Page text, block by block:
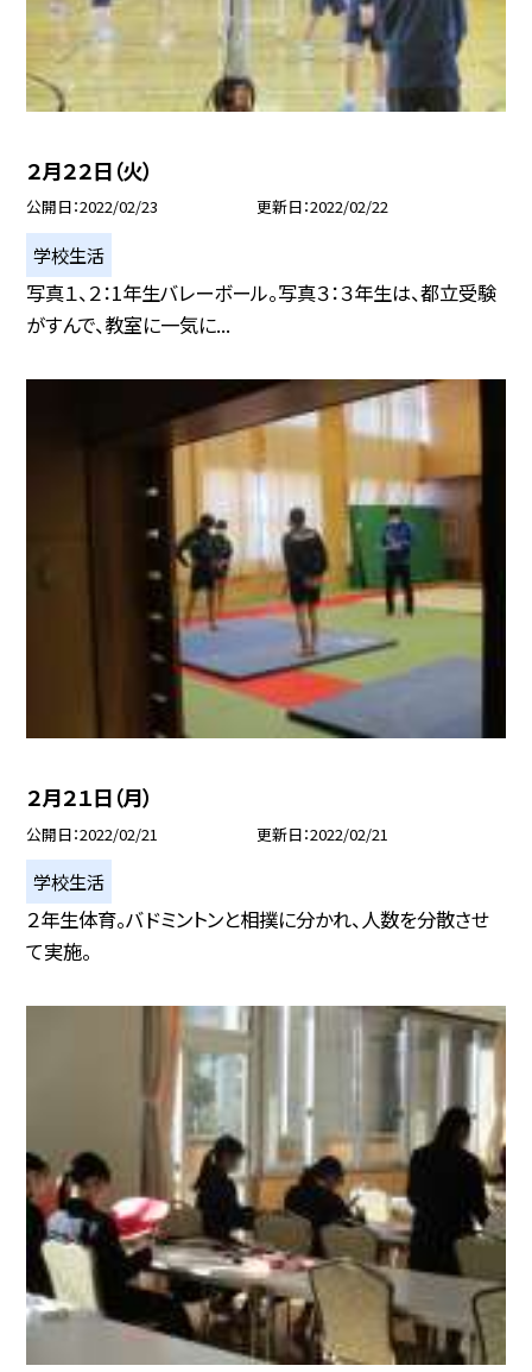
２月２２日（火）
公開日 2022/02/23 更新日 2022/02/22
学校生活
写真１、２：1年生バレーボール。写真３：３年生は、都立受験
がすんで、教室に一気に...
２月２１日（月）
公開日 2022/02/21 更新日 2022/02/21
学校生活
２年生体育。バドミントンと相撲に分かれ、人数を分散させ
て実施。